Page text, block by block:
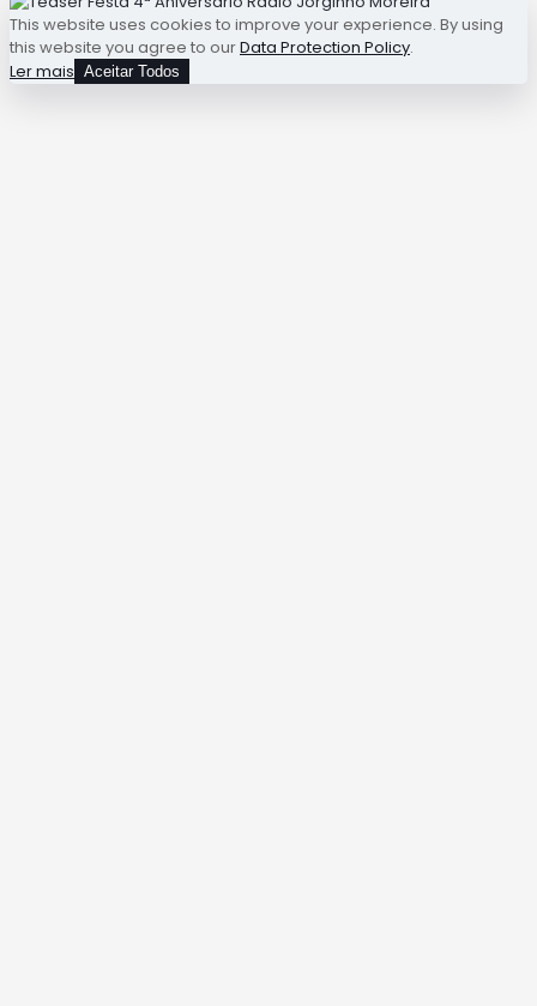
This website uses cookies to improve your experience. By using
this website you agree to ourData Protection Policy.
Ler mais Aceitar Todos